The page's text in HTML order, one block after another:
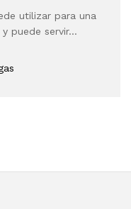
utilizar para una
puede servir…